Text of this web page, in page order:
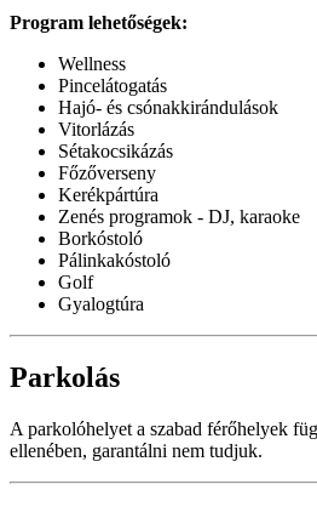
Program lehetőségek:
Wellness
Pincelátogatás
Hajó- és csónakkirándulások
Vitorlázás
Sétakocsikázás
Főzőverseny
Kerékpártúra
Zenés programok - DJ, karaoke
Borkóstoló
Pálinkakóstoló
Golf
Gyalogtúra
Parkolás
A parkolóhelyet a szabad férőhelyek
ellenében, garantálni nem tudjuk.